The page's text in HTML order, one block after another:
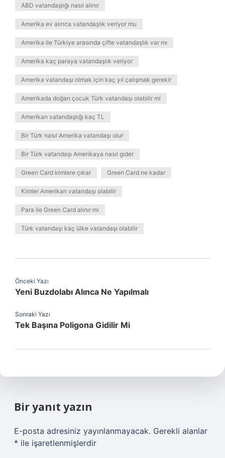
ABD vatandaşlığı nasıl alınır
Amerika ev alınca vatandaşlık veriyor mu
Amerika ile Türkiye arasında çifte vatandaşlık var mı
Amerika kaç paraya vatandaşlık veriyor
Amerika vatandaşı olmak için kaç yıl çalışmak gerekir
Amerikada doğan çocuk Türk vatandaşı olabilir mi
Amerikan vatandaşlığı kaç TL
Bir Türk nasıl Amerika vatandaşı olur
Bir Türk vatandaşı Amerikaya nasıl gider
Green Card kimlere çıkar Green Card ne kadar
Kimler Amerikan vatandaşı olabilir
Para ile Green Card alınır mı
Türk vatandaşı kaç ülke vatandaşı olabilir
Önceki Yazı
Yeni Buzdolabı Alınca Ne Yapılmalı
Sonraki Yazı
Tek Başına Poligona Gidilir Mi
Bir yanıt yazın
E-posta adresiniz yayınlanmayacak. Gerekli alanlar
* ile işaretlenmişlerdir